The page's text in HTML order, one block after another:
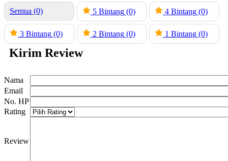
Semua (0)
5 Bintang(0) 4Bintang (0)
3 Bintang (0) 2 Bintang(0) 1Bintang (0)
Kirim Review
Nama
Email
No. HP
Rating
Review